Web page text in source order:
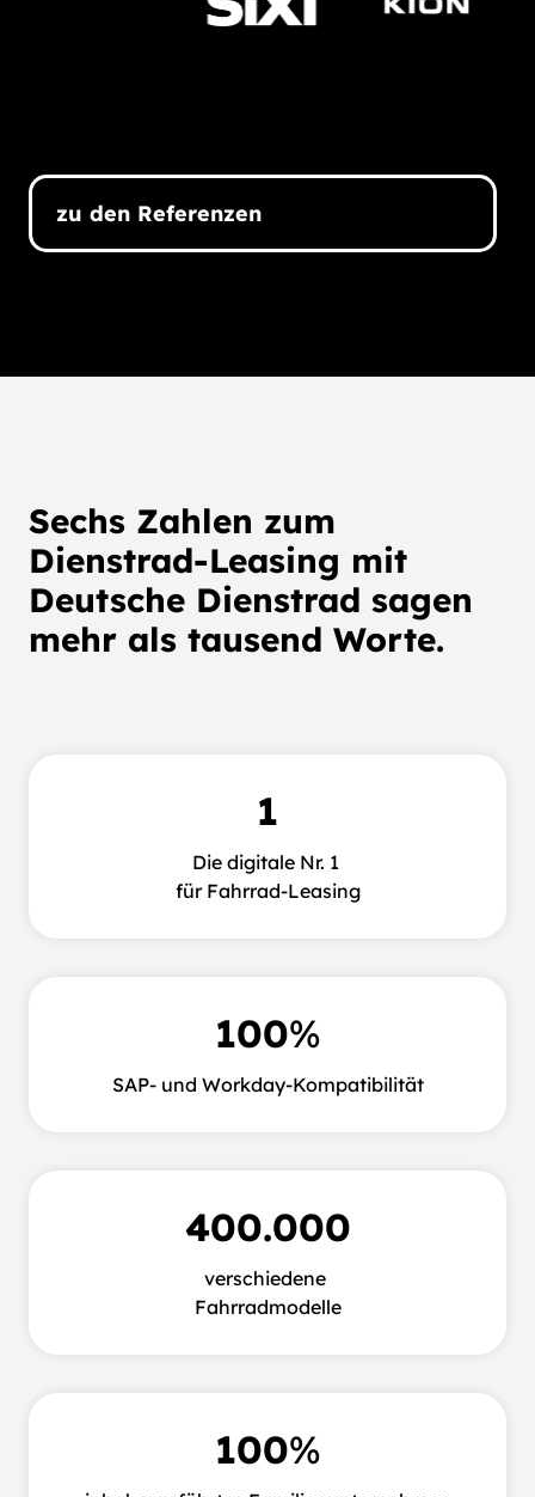
zu den Referenzen
Sechs Zahlen zum
Dienstrad-Leasing mit
Deutsche Dienstrad sagen
mehr als tausend Worte.
1
Die digitale Nr. 1
für Fahrrad-Leasing
100%
SAP- und Workday-Kompatibilität
400.000
verschiedene
Fahrradmodelle
100%